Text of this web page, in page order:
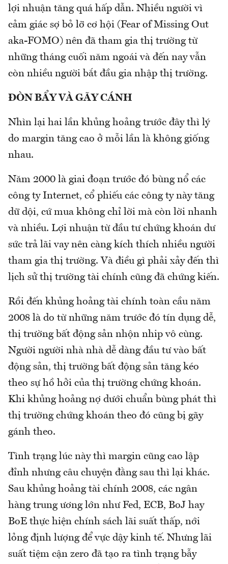
lợi nhuận tăng quá hấp dẫn. Nhiều người vì
cảm giác sợ bỏ lỡ cơ hội (Fear of Missing Out
aka-FOMO) nên đã tham gia thị trường từ
những tháng cuối năm ngoái và đến nay vẫn
còn nhiều người bắt đầu gia nhập thị trường.
ĐÒN BẨY VÀ GÃY CÁNH
Nhìn lại hai lần khủng hoảng trước đây thì lý
do margin tăng cao ở mỗi lần là không giống
nhau.
Năm 2000 là giai đoạn trước đó bùng nổ các
công ty Internet, cổ phiếu các công ty này tăng
dữ dội, cứ mua không chỉ lời mà còn lời nhanh
và nhiều. Lợi nhuận từ đầu tư chứng khoán dư
sức trả lãi vay nên càng kích thích nhiều người
tham gia thị trường. Và điều gì phải xảy đến thì
lịch sử thị trường tài chính cũng đã chứng kiến.
Rồi đến khủng hoảng tài chính toàn cầu năm
2008 là do từ những năm trước đó tín dụng dễ,
thị trường bất động sản nhộn nhip vô cùng.
Người người nhà nhà dễ dàng đầu tư vào bất
động sản, thị trường bất động sản tăng kéo
theo sự hồ hởi của thị trường chứng khoán.
Khi khủng hoảng nợ dưới chuẩn bùng phát thì
thị trường chứng khoán theo đó cũng bị gãy
gánh theo.
Tình trạng lúc này thì margin cũng cao lập
đỉnh nhưng câu chuyện đằng sau thì lại khác.
Sau khủng hoảng tài chính 2008, các ngân
hàng trung ương lớn như Fed, ECB, BoJ hay
BoE thực hiện chính sách lãi suất thấp, nới
lỏng định lượng để vực dậy kinh tế. Nhưng lãi
suất tiệm cận zero đã tạo ra tình trạng bẫy